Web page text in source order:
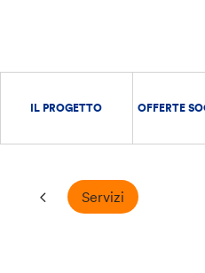
IL PROGETTO OFFERTE
Servizi